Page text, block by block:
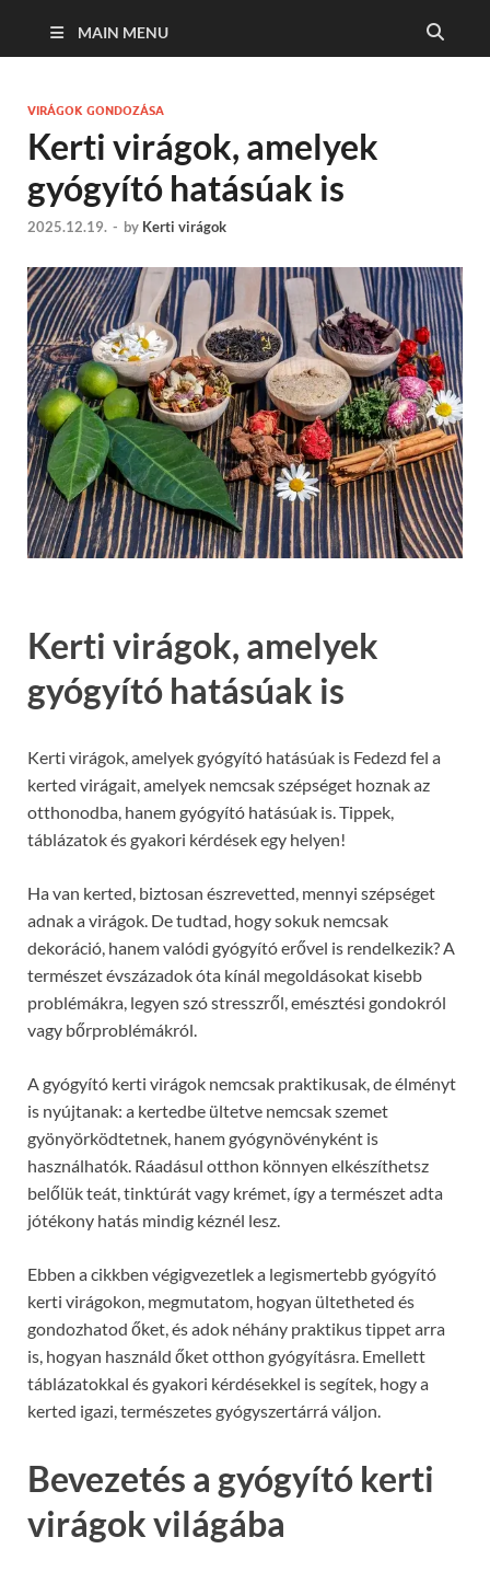
MAIN MENU
VIRÁGOK GONDOZÁSA
Kerti virágok, amelyek
gyógyító hatásúak is
2025.12.19. - by Kerti virágok
Kerti virágok, amelyek
gyógyító hatásúak is
Kerti virágok, amelyek gyógyító hatásúak is Fedezd fel a
kerted virágait, amelyek nemcsak szépséget hoznak az
otthonodba, hanem gyógyító hatásúak is. Tippek,
táblázatok és gyakori kérdések egy helyen!
Ha van kerted, biztosan észrevetted, mennyi szépséget
adnak a virágok. De tudtad, hogy sokuk nemcsak
dekoráció, hanem valódi gyógyító erővel is rendelkezik? A
természet évszázadok óta kínál megoldásokat kisebb
problémákra, legyen szó stresszről, emésztési gondokról
vagy bőrproblémákról.
A gyógyító kerti virágok nemcsak praktikusak, de élményt
is nyújtanak: a kertedbe ültetve nemcsak szemet
gyönyörködtetnek, hanem gyógynövényként is
használhatók. Ráadásul otthon könnyen elkészíthetsz
belőlük teát, tinktúrát vagy krémet, így a természet adta
jótékony hatás mindig kéznél lesz.
Ebben a cikkben végigvezetlek a legismertebb gyógyító
kerti virágokon, megmutatom, hogyan ültetheted és
gondozhatod őket, és adok néhány praktikus tippet arra
is, hogyan használd őket otthon gyógyításra. Emellett
táblázatokkal és gyakori kérdésekkel is segítek, hogy a
kerted igazi, természetes gyógyszertárrá váljon.
Bevezetés a gyógyító kerti
virágok világába